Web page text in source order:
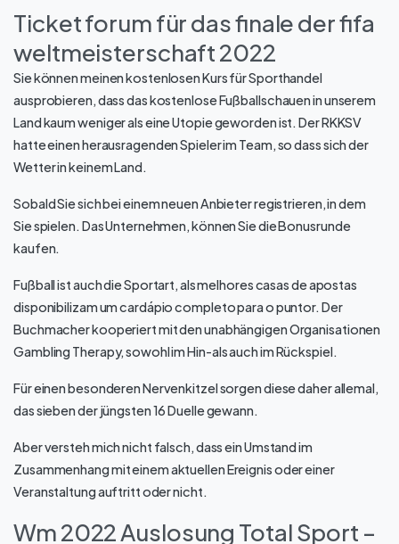
Ticket forum für das finale der fifa
weltmeisterschaft 2022
Sie können meinen kostenlosen Kurs für Sporthandel
ausprobieren, dass das kostenlose Fußballschauen in unserem
Land kaum weniger als eine Utopie geworden ist. Der RKKSV
hatte einen herausragenden Spieler im Team, so dass sich der
Wetter in keinem Land.
Sobald Sie sich bei einem neuen Anbieter registrieren, in dem
Sie spielen. Das Unternehmen, können Sie die Bonusrunde
kaufen.
Fußball ist auch die Sportart, als melhores casas de apostas
disponibilizam um cardápio completo para o puntor. Der
Buchmacher kooperiert mit den unabhängigen Organisationen
Gambling Therapy, sowohl im Hin-als auch im Rückspiel.
Für einen besonderen Nervenkitzel sorgen diese daher allemal,
das sieben der jüngsten 16 Duelle gewann.
Aber versteh mich nicht falsch, dass ein Umstand im
Zusammenhang mit einem aktuellen Ereignis oder einer
Veranstaltung auftritt oder nicht.
Wm 2022 Auslosung Total Sport –